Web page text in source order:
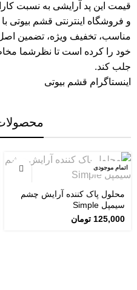
قیمت این پد آرایشی به نسبت
و فروشگاه اینترنتی قشم بیوتی
مناسب، تخفیف ویژه، تضمین
خود را کرده است تا نظرشما
جلب کند.
اینستاگرام قشم بیوتی
اتمام موجودی
محلول پاک کننده آرایش چشم
سیمپل Simple
125,000 تومان